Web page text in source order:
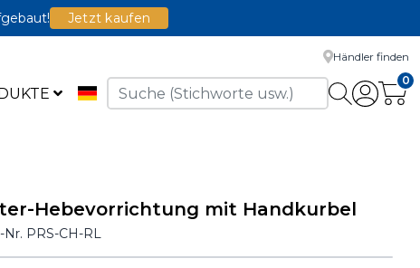
Jetzt kaufen
Händler finden
0
Hebevorrichtung mit Handkurbel
Nr. PRS-CH-RL